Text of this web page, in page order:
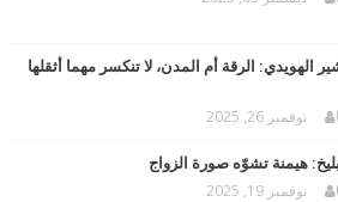
الهويدي: الرقة أم المدن، لا تنكسر مهما أثقلها
نوفمبر 26, 2025
هيمنة تشوّه صورة الزواج
نوفمبر 19, 2025